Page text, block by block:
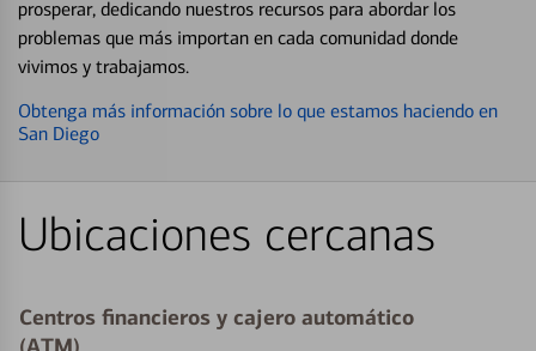
prosperar, dedicando nuestros recursos para abordar los
problemas que más importan en cada comunidad donde
vivimos y trabajamos.
Obtenga más información sobre lo que estamos haciendo en
San Diego
Ubicaciones cercanas
Centros financieros y cajero automático